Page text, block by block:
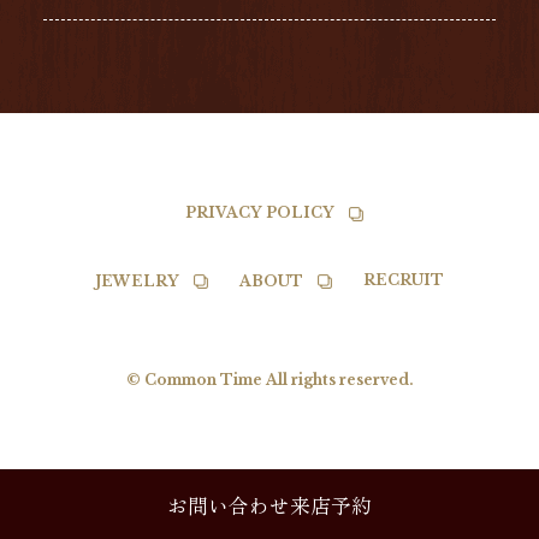
TISSOT
PRIVACY POLICY
© Common Time All rights reserved.
JEWELRY ABOUT RECRUIT
お問い合わせ来店予約